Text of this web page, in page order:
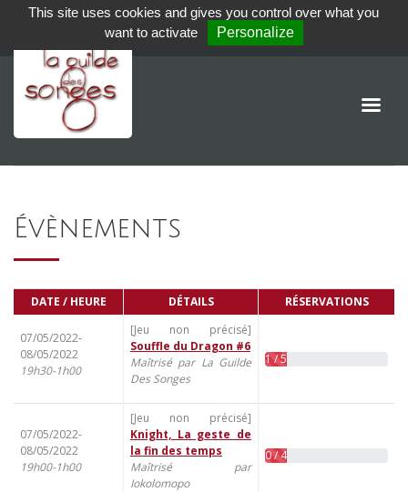
Évènements
DATE / HEURE DÉTAILS RÉSERVATIONS
07/05/2022-
08/05/2022
19h30-1h00
[Jeu non précisé]
Souffle du Dragon #6
Maîtrisé par La Guilde
Des Songes
1 / 5
07/05/2022-
08/05/2022
19h00-1h00
[Jeu non précisé]
Knight, La geste de
la fin des temps
Maîtrisé par
Iokolomopo
0 / 4
This site uses cookies and gives you control over what you
want to activate
Personalize